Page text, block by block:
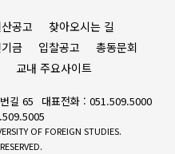
산공고
찾아오시는 길
금 입찰공고
총동문회
교내 주요사이트
길 65
대표전화 : 051.509.5000
OF FOREIGN STUDIES.